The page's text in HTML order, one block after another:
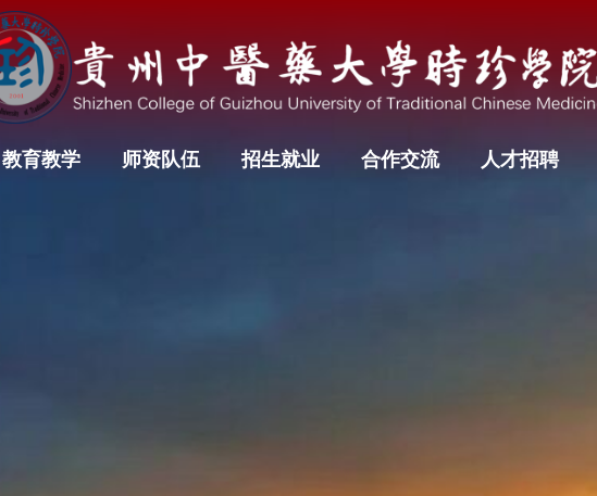
教育教学 师资队伍 招生就业 合作交流 人才招聘